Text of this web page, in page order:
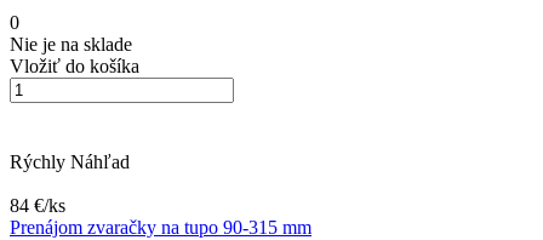
0
Nie je na sklade
Vložiť do košíka
Rýchly Náhľad
84 €/ks
Prenájom zvaračky na tupo 90-315 mm